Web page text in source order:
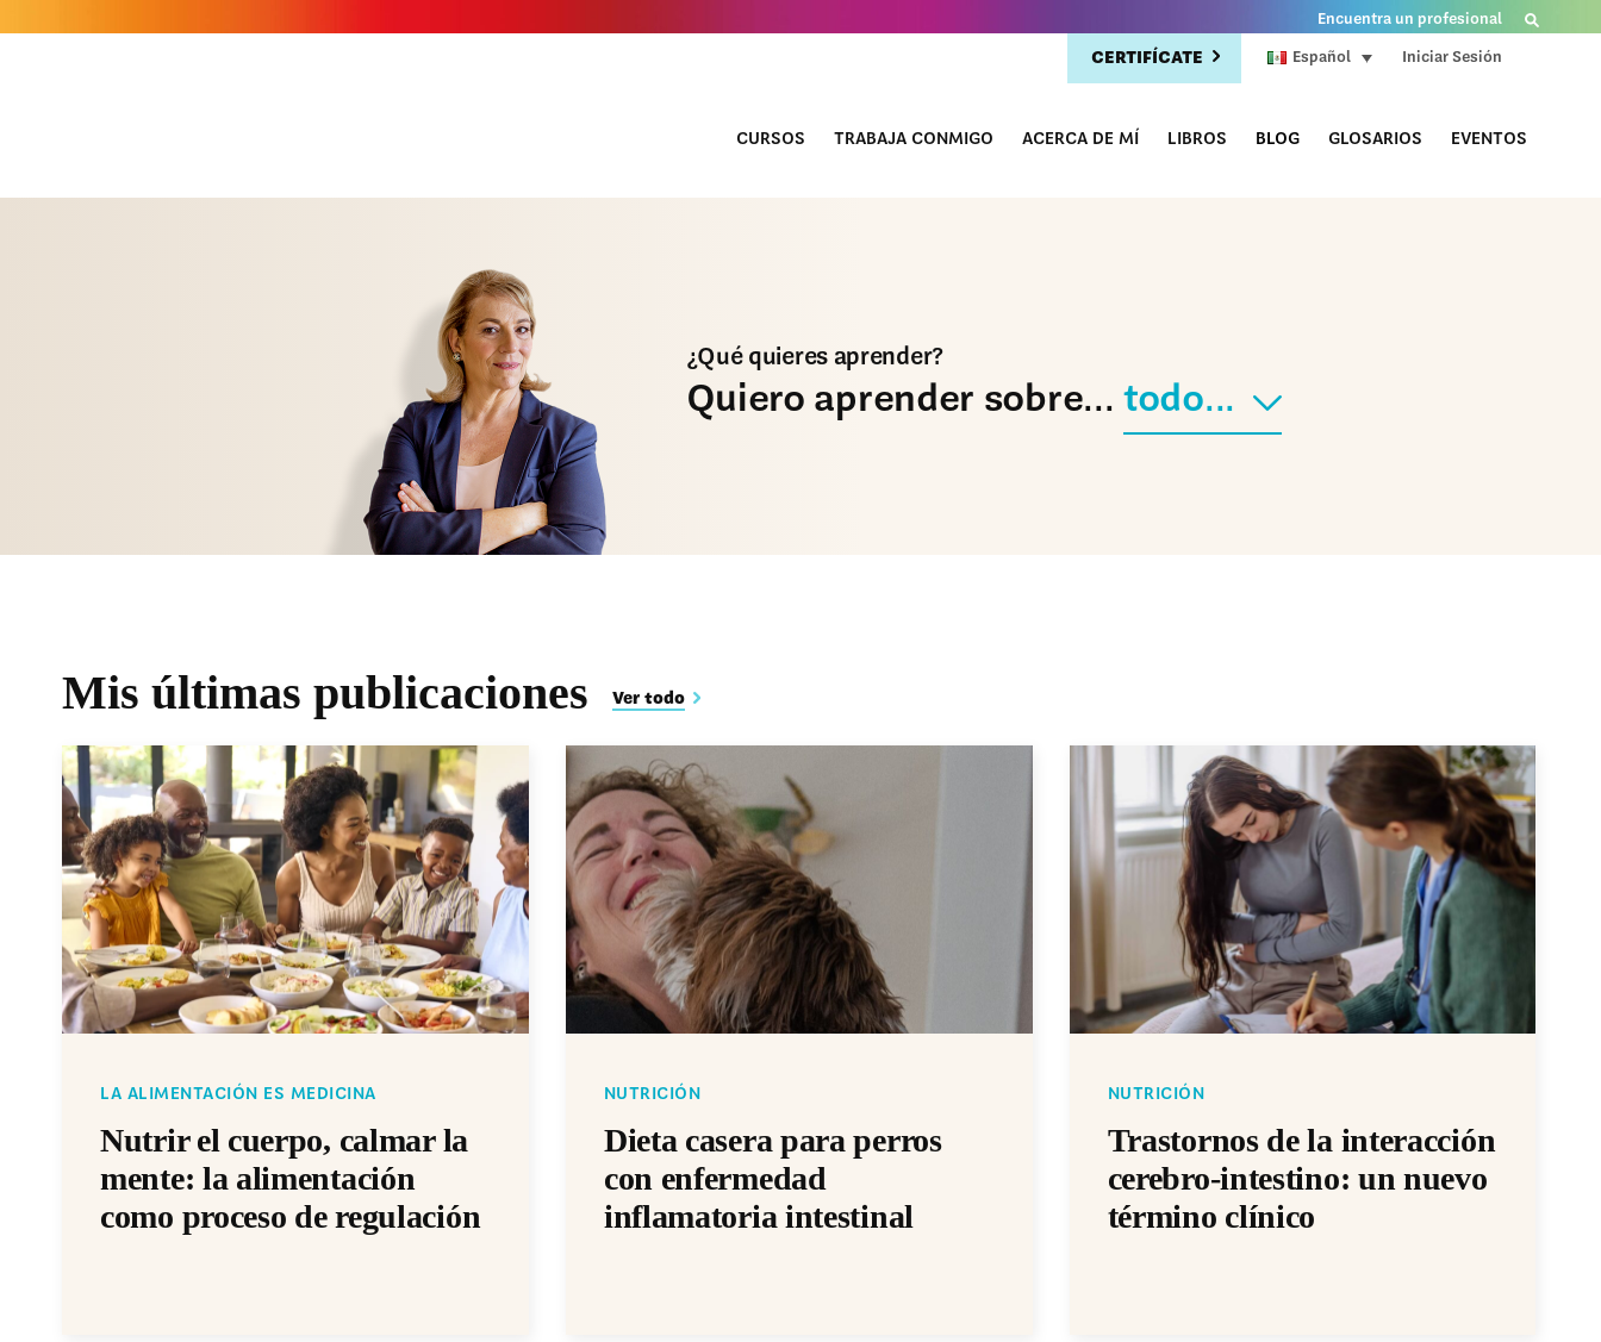
Encuentra un profesional
Español Iniciar Sesión
CURSOS TRABAJA CONMIGO ACERCA DE MÍ LIBROS BLOG GLOSARIOS EVENTOS
CERTIFÍCATE
¿Qué quieres aprender?
Quiero aprender sobre... todo...
Mis últimas publicaciones Ver todo
LA ALIMENTACIÓN ES MEDICINA
Nutrir el cuerpo, calmar la
mente: la alimentación
como proceso de regulación
NUTRICIÓN
Dieta casera para perros
con enfermedad
inflamatoria intestinal
NUTRICIÓN
Trastornos de la interacción
cerebro-intestino: un nuevo
término clínico